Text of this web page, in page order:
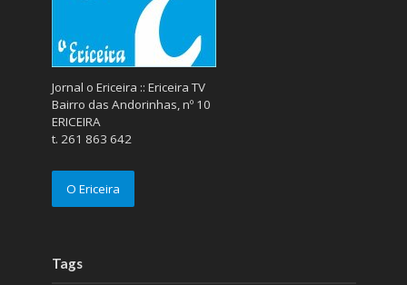
Jornal o Ericeira :: Ericeira TV
Bairro das Andorinhas, nº 10
ERICEIRA
t. 261 863 642
O Ericeira
Tags